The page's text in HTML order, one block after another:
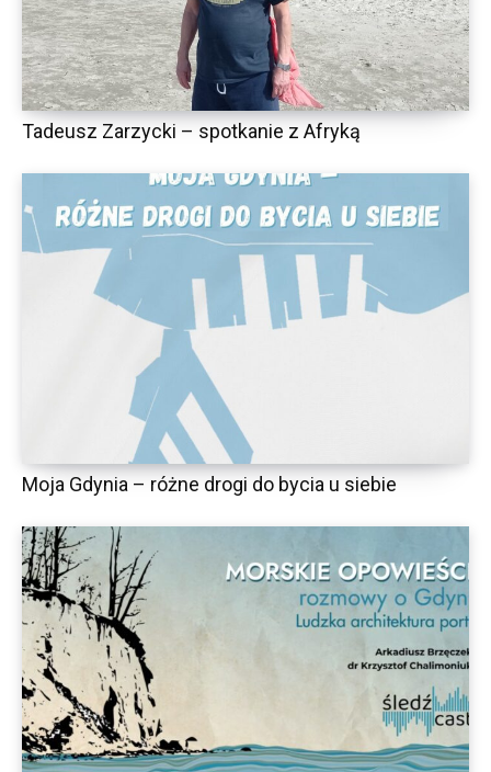
Tadeusz Zarzycki – spotkanie z Afryką
Moja Gdynia – różne drogi do bycia u siebie